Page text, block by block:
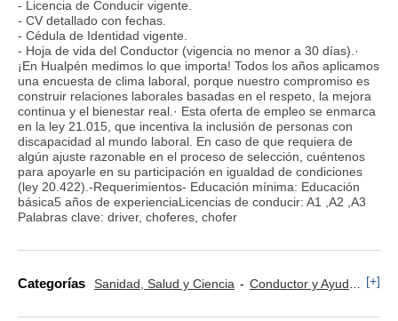
- Licencia de Conducir vigente.
- CV detallado con fechas.
- Cédula de Identidad vigente.
- Hoja de vida del Conductor (vigencia no menor a 30 días).·
¡En Hualpén medimos lo que importa! Todos los años aplicamos
una encuesta de clima laboral, porque nuestro compromiso es
construir relaciones laborales basadas en el respeto, la mejora
continua y el bienestar real.· Esta oferta de empleo se enmarca
en la ley 21.015, que incentiva la inclusión de personas con
discapacidad al mundo laboral. En caso de que requiera de
algún ajuste razonable en el proceso de selección, cuéntenos
para apoyarle en su participación en igualdad de condiciones
(ley 20.422).-Requerimientos- Educación mínima: Educación
básica5 años de experienciaLicencias de conducir: A1 ,A2 ,A3
Palabras clave: driver, choferes, chofer
Categorías Sanidad, Salud y Ciencia Conductor y Ayudante Ambulancia [+]